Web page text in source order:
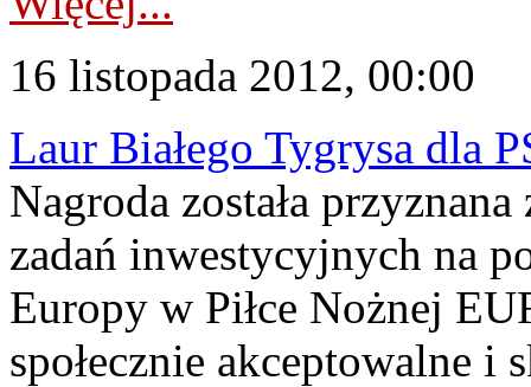
16 listopada 2012, 00:00
Laur Białego Tygrysa dla
Nagroda została
zadań inwestycyjnych na
Europy w Piłce Nożnej
społecznie akceptowalne i